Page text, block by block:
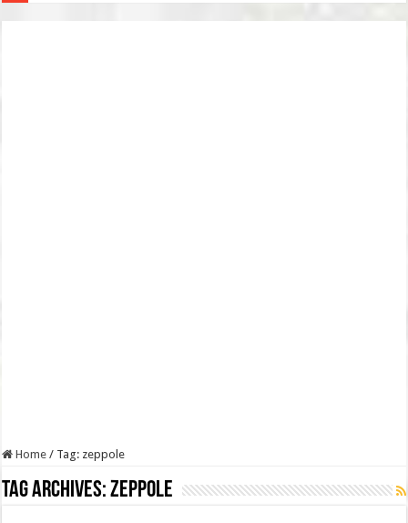
Home / Tag: zeppole
Tag Archives:zeppole